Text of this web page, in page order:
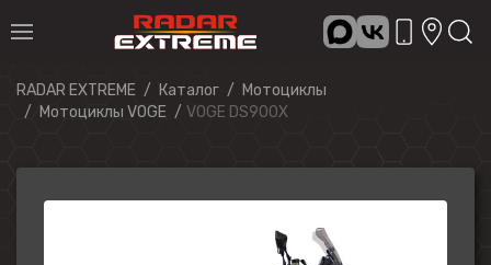
RADAR EXTREME Каталог
Мотоциклы
Мотоциклы VOGE
VOGE DS900X